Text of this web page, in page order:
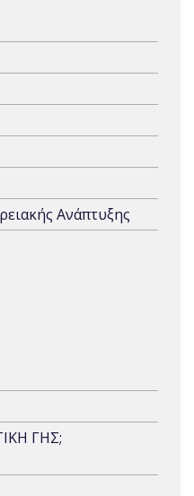
Ανάπτυξης
ΓΗΣ;